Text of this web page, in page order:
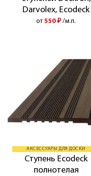
Darvolex, Ecodeck
от 550 ₽ /м.п.
АКСЕССУАРЫ ДЛЯ ДОСКИ
Ступень Ecodeck
полнотелая